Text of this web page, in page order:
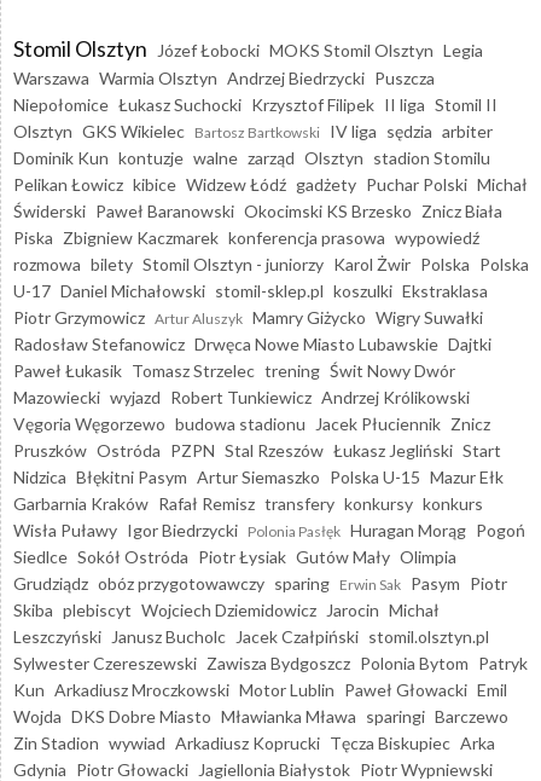
Stomil Olsztyn Józef Łobocki MOKS Stomil Olsztyn Legia
Warszawa Warmia Olsztyn Andrzej Biedrzycki Puszcza
Niepołomice Łukasz Suchocki Krzysztof Filipek II liga Stomil II
Olsztyn GKS Wikielec Bartosz Bartkowski IV liga sędzia arbiter
Dominik Kun kontuzje walne zarząd Olsztyn stadion Stomilu
Pelikan Łowicz kibice Widzew Łódź gadżety Puchar Polski Michał
Świderski Paweł Baranowski Okocimski KS Brzesko Znicz Biała
Piska Zbigniew Kaczmarek konferencja prasowa wypowiedź
rozmowa bilety Stomil Olsztyn - juniorzy Karol Żwir Polska Polska
U-17 Daniel Michałowski stomil-sklep.pl koszulki Ekstraklasa
Piotr Grzymowicz Artur Aluszyk Mamry Giżycko Wigry Suwałki
Radosław Stefanowicz Drwęca Nowe Miasto Lubawskie Dajtki
Paweł Łukasik Tomasz Strzelec trening Świt Nowy Dwór
Mazowiecki wyjazd Robert Tunkiewicz Andrzej Królikowski
Vęgoria Węgorzewo budowa stadionu Jacek Płuciennik Znicz
Pruszków Ostróda PZPN Stal Rzeszów Łukasz Jegliński Start
Nidzica Błękitni Pasym Artur Siemaszko Polska U-15 Mazur Ełk
Garbarnia Kraków Rafał Remisz transfery konkursy konkurs
Wisła Puławy Igor Biedrzycki Polonia Pasłęk Huragan Morąg Pogoń
Siedlce Sokół Ostróda Piotr Łysiak Gutów Mały Olimpia
Grudziądz obóz przygotowawczy sparing Erwin Sak Pasym Piotr
Skiba plebiscyt Wojciech Dziemidowicz Jarocin Michał
Leszczyński
Janusz Bucholc Jacek Czałpiński stomil.olsztyn.pl
Sylwester Czereszewski Zawisza Bydgoszcz Polonia Bytom Patryk
Kun Arkadiusz Mroczkowski Motor Lublin Paweł Głowacki Emil
Wojda DKS Dobre Miasto Mławianka Mława sparingi Barczewo
Zin Stadion wywiad Arkadiusz Koprucki Tęcza Biskupiec Arka
Gdynia Piotr Głowacki Jagiellonia Białystok Piotr Wypniewski